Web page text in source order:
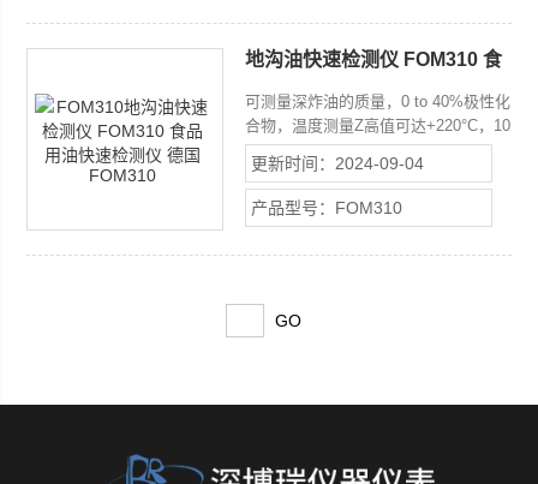
单、结果精确，是餐饮企业自检和食品
段。
地沟油快速检测仪 FOM310 食
FOM310
可测量深炸油的质量，0 to 40%极性化
合物，温度测量Z高值可达+220°C，10
秒钟之内可出结果(温度值和极性化合
物值可同时显示)，有闪烁指示灯(红/
黄/绿)，防水，防挤压，可选择不同类
型的油。
更新时间：2024-09-04
产品型号：FOM310